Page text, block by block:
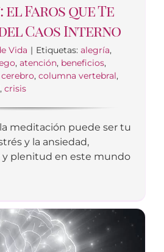
Faros que Te
Caos Interno
Vida | Etiquetas: alegría,
, atención, beneficios,
cerebro, columna vertebral,
, crisis
meditación puede ser tu
y la ansiedad,
y plenitud en este mundo